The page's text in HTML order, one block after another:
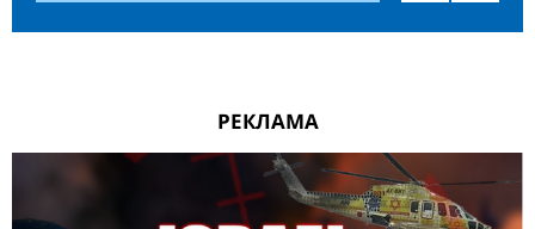
РЕКЛАМА